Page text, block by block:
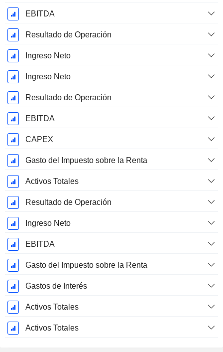
EBITDA
Resultado de Operación
Ingreso Neto
Ingreso Neto
Resultado de Operación
EBITDA
CAPEX
Gasto del Impuesto sobre la Renta
Activos Totales
Resultado de Operación
Ingreso Neto
EBITDA
Gasto del Impuesto sobre la Renta
Gastos de Interés
Activos Totales
Activos Totales